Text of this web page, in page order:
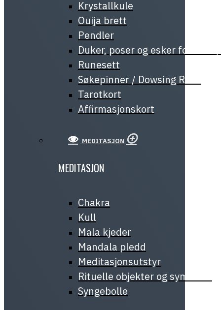
Krystallkule
Ouija brett
Pendler
Duker, poser og esker for
Runesett
Søkepinner / Dowsing Rods
Tarotkort
Affirmasjonskort
MEDITASJON
MEDITASJON
Chakra
Kull
Mala kjeder
Mandala pledd
Meditasjonsutstyr
Rituelle objekter og symboler
Syngebolle